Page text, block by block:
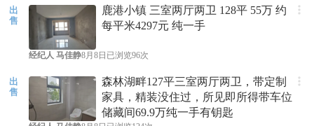
出
售
鹿港小镇 三室两厅两卫 128平 55万 约
每平米4297元 纯一手
经纪人 马佳静8月8日 已浏览96次
出
售
森林湖畔127平三室两厅两卫，带定制
家具，精装没住过，所见即所得带车位
储藏间69.9万纯一手有钥匙